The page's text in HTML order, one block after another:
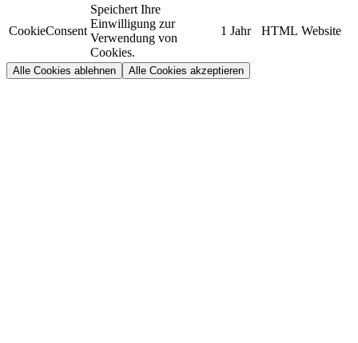
CookieConsent
Speichert Ihre
Einwilligung zur
Verwendung von
Cookies.
1 Jahr HTML Website
Alle Cookies ablehnen Alle Cookies akzeptieren